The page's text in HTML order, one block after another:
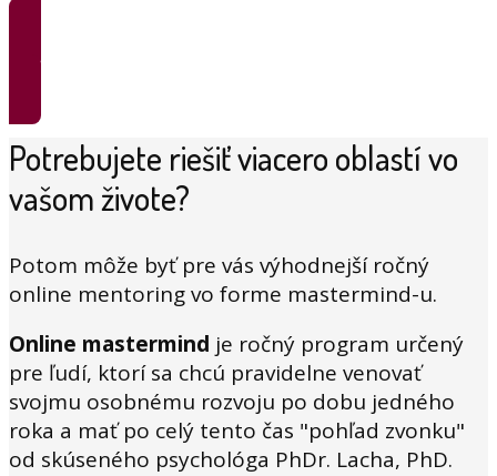
Zavolať na číslo +421 910 626 167
Potrebujete riešiť viacero oblastí vo
vašom živote?
Potom môže byť pre vás výhodnejší ročný
online mentoring vo forme mastermind-u.
Online mastermind je ročný program určený
pre ľudí, ktorí sa chcú pravidelne venovať
svojmu osobnému rozvoju po dobu jedného
roka a mať po celý tento čas "pohľad zvonku"
od skúseného psychológa PhDr. Lacha, PhD.